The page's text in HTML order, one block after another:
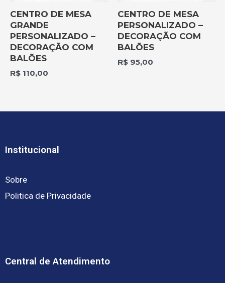
CENTRO DE MESA
GRANDE
PERSONALIZADO –
DECORAÇÃO COM
BALÕES
R$ 110,00
CENTRO DE MESA
PERSONALIZADO –
DECORAÇÃO COM
BALÕES
R$ 95,00
Institucional
Sobre
Politica de Privacidade
Central de Atendimento